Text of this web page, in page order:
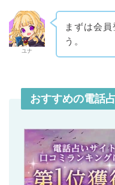
ユナ
まずは会
う。
おすすめの電話